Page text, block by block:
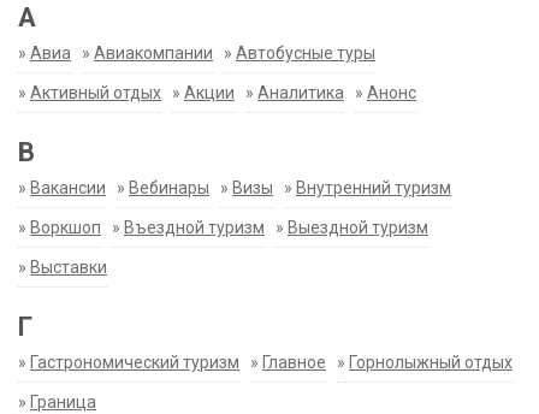
А
» Авиа » Авиакомпании » Автобусные туры
» Активный отдых » Акции » Аналитика » Анонс
В
» Вакансии » Вебинары » Визы » Внутренний туризм
» Воркшоп » Въездной туризм » Выездной туризм
» Выставки
Г
» Гастрономический туризм » Главное » Горнолыжный отдых
» Граница